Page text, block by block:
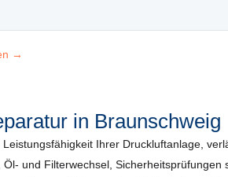
→
in Braunschweig
Leistungsfähigkeit Ihrer Druckluftanlage,
und Filterwechsel, Sicherheits­prüfungen